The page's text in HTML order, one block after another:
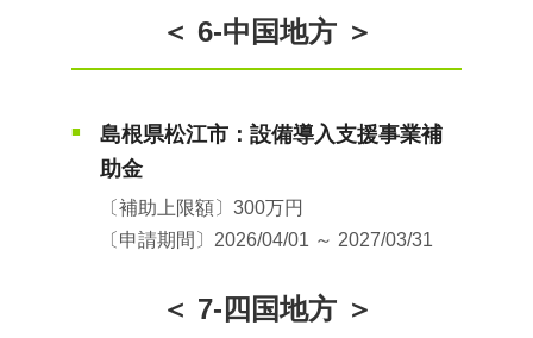
＜ 6-中国地方 ＞
■
島根県松江市：設備導入支援事業補
助金
〔補助上限額〕300万円
〔申請期間〕2026/04/01 ～ 2027/03/31
＜ 7-四国地方 ＞